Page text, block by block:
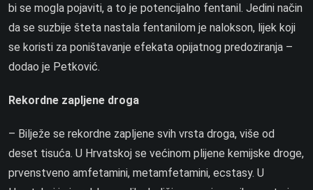
bi se mogla pojaviti, a to je potencijalno fentanil. Jedini način
da se suzbije šteta nastala fentanilom je nalokson, lijek koji
se koristi za poništavanje efekata opijatnog predoziranja –
dodao je Petković.
Rekordne zapljene droga
– Bilježe se rekordne zapljene svih vrsta droga, više od
deset tisuća. U Hrvatskoj se većinom plijene kemijske droge,
prvenstveno amfetamini, metamfetamini, ecstasy. U